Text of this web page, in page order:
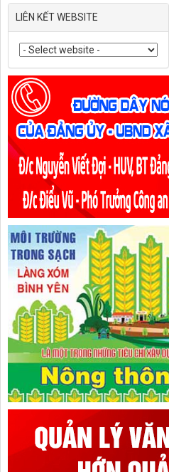
LIÊN KẾT WEBSITE